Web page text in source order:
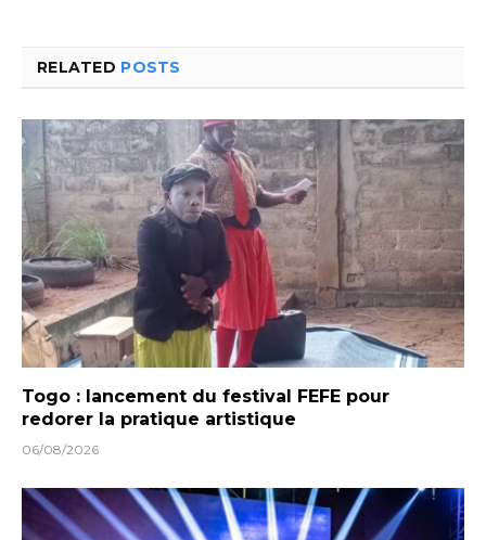
RELATED POSTS
Togo : lancement du festival FEFE pour
redorer la pratique artistique
06/08/2026